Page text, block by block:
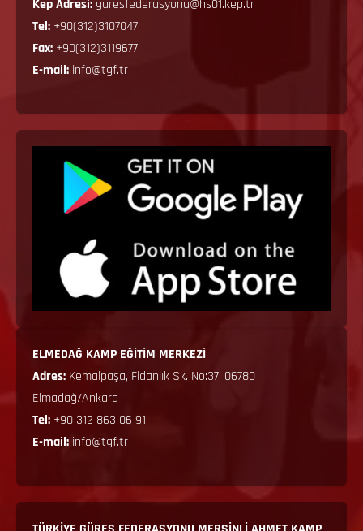
Kep Adresi: guresfederasyonu@hs01.kep.tr
Tel: +90(312)3107047
Fax: +90(312)3119677
E-mail: info@tgf.tr
ELMEDAĞ KAMP EĞİTİM MERKEZİ
Adres: Kemalpaşa, Fidanlık Sk. No:37, 06780
Elmadağ/Ankara
Tel: +90 312 863 06 91
E-mail: info@tgf.tr